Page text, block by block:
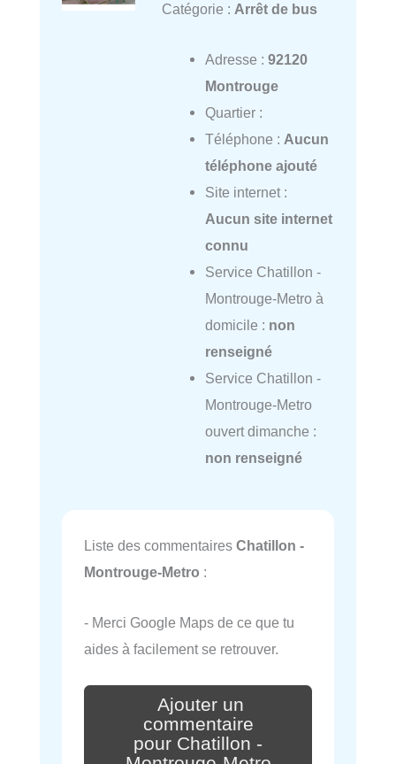
Catégorie : Arrêt de bus
Adresse : 92120
Montrouge
Quartier :
Téléphone : Aucun
téléphone ajouté
Site internet :
Aucun site internet
connu
Service Chatillon -
Montrouge-Metro à
domicile : non
renseigné
Service Chatillon -
Montrouge-Metro
ouvert dimanche :
non renseigné
Liste des commentaires Chatillon -
Montrouge-Metro :
- Merci Google Maps de ce que tu
aides à facilement se retrouver.
Ajouter un
commentaire
pour Chatillon -